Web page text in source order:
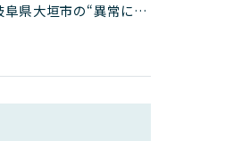
岐阜県大垣市の“異常に高い気温”が建物内部を腐らせる──深層カビが爆発的に増える本当の理由